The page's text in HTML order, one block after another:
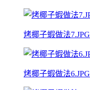
烤椰子蝦做法7.JPG
烤椰子蝦做法6.JPG